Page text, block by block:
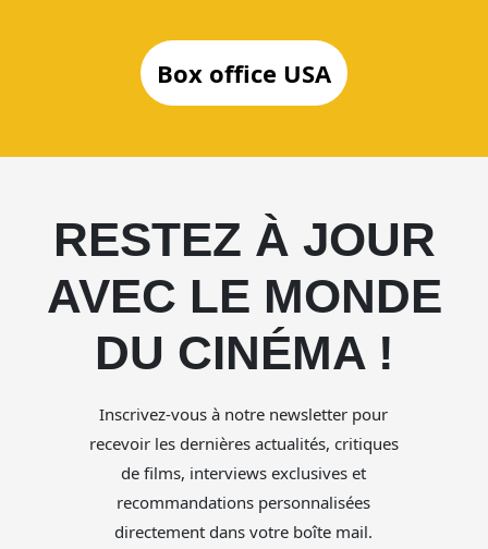
Box office USA
RESTEZ À JOUR
AVEC LE MONDE
DU CINÉMA !
Inscrivez-vous à notre newsletter pour
recevoir les dernières actualités, critiques
de films, interviews exclusives et
recommandations personnalisées
directement dans votre boîte mail.